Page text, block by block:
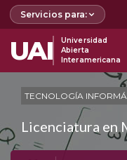
Servicios para:
UAI
Universidad
Abierta
Interamericana
TECNOLOGÍA
Licenciatura en